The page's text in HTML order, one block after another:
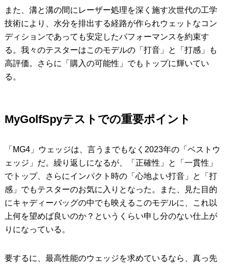
また、溝と溝の間にレーザー処理を深く施す次世代の工学
技術により、水分を排出する経路が作られウェットなコン
ディションであっても安定したパフォーマンスを約束す
る。我々のテスターはこのモデルの「打音」と「打感」も
高評価。さらに「購入の可能性」でもトップに輝いてい
る。
MyGolfSpyテストでの重要ポイント
「MG4」ウェッジは、言うまでもなく2023年の「ベストウ
ェッジ」だ。繰り返しになるが、「正確性」と「一貫性」
でトップ、さらにインパクト時の「心地よい打音」と「打
感」でもテスターのお気に入りとなった。また、見た目的
にキャディーバッグの中でも映えるこのモデルに、これ以
上何を望めば良いのか？というくらい申し分のない仕上が
りになっている。
要するに、最高性能のウェッジを求めているなら、真っ先